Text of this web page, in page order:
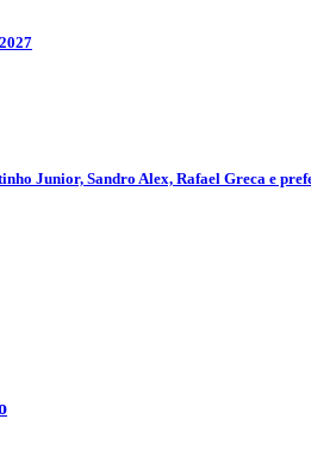
Junior, Sandro Alex, Rafael Greca e